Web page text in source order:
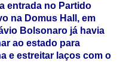
entrada no Partido
na Domus Hall, em
Bolsonaro já havia
ao estado para
e estreitar laços com o